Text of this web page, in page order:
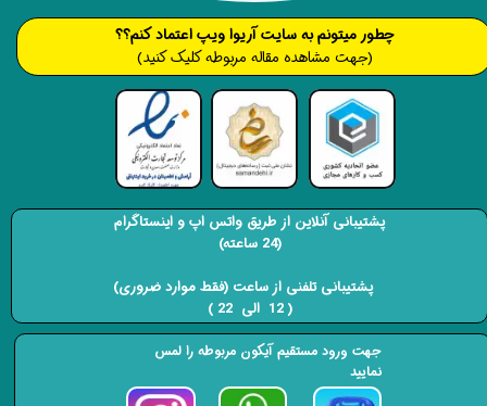
​​​چطور میتونم به سایت آریوا ویپ اعتماد کنم؟؟
(جهت مشاهده مقاله مربوطه کلیک کنید)
پشتیبانی آنلاین از طریق واتس اپ و اینستاگرام
(24 ساعته)
​​​​​​​ پشتیبانی تلفنی از ساعت (فقط موارد ضروری)
( 12 الی 22 ) ​​​​​​​
جهت ورود مستقیم آیکون مربوطه را لمس
نمایید